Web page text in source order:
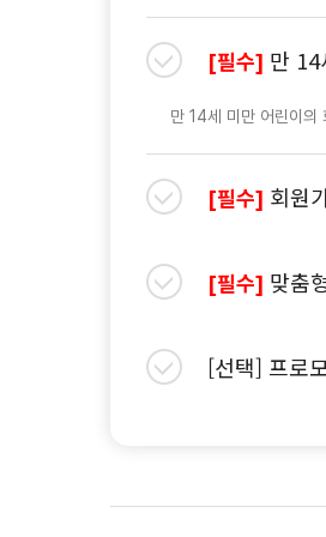
[필수] 만 14
만 14세 미만 어린이의
[필수] 회원
[필수] 맞춤
[선택] 프로